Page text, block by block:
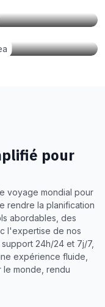
pour
voyage mondial pour
rendre la planification
abordables, des
l'expertise de nos
24h/24 et 7j/7,
expérience fluide,
monde, rendu